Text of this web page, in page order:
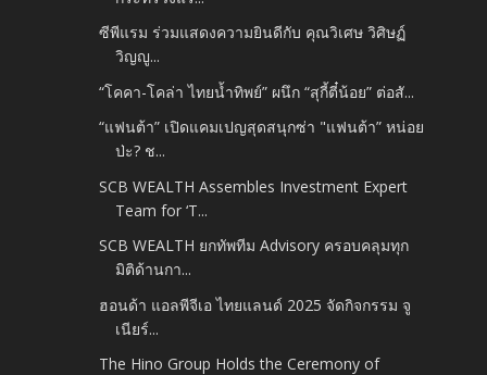
ซีพีแรม ร่วมแสดงความยินดีกับ คุณวิเศษ วิศิษฏ์
วิญญู...
“โคคา-โคล่า ไทยน้ำทิพย์” ผนึก “สุกี้ตี๋น้อย” ต่อสั...
“แฟนต้า” เปิดแคมเปญสุดสนุกซ่า "แฟนต้า” หน่อย
ป่ะ? ช...
SCB WEALTH Assembles Investment Expert
Team for ‘T...
SCB WEALTH ยกทัพทีม Advisory ครอบคลุมทุก
มิติด้านกา...
ฮอนด้า แอลพีจีเอ ไทยแลนด์ 2025 จัดกิจกรรม จู
เนียร์...
The Hino Group Holds the Ceremony of